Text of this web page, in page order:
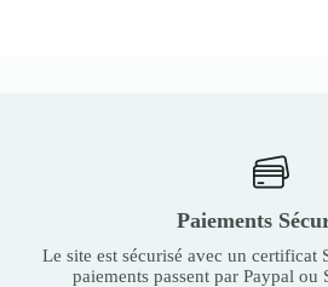
Paiements
Le site est sécurisé avec un certificat
paiements passent par Paypal ou